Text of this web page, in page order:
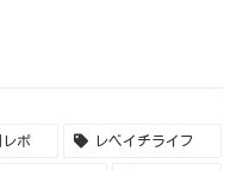
ポ レベイチライフ